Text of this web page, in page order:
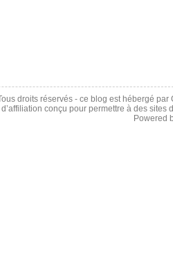
droits réservés - ce blog est hébergé
conçu pour permettre à des
Powered